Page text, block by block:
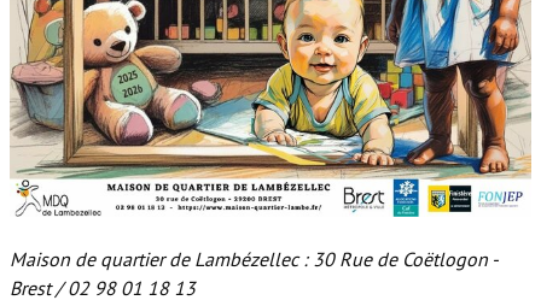
Maison de quartier de Lambézellec : 30 Rue de Coëtlogon -
Brest / 02 98 01 18 13